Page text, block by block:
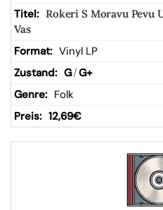
b
Rokeri S Moravu Pevu
Vas
Vinyl LP
G/G+
Folk
12,69€